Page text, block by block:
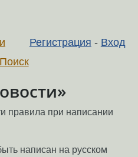
Регистрация - Вход
Поиск
правила при написании
написан на русском